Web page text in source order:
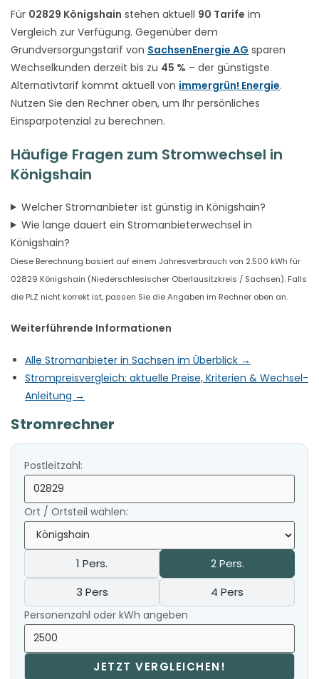
Für 02829 Königshain stehen aktuell 90 Tarife im
Vergleich zur Verfügung. Gegenüber dem
Grundversorgungstarif von SachsenEnergie AG sparen
Wechselkunden derzeit bis zu 45 % – der günstigste
Alternativtarif kommt aktuell von immergrün! Energie.
Nutzen Sie den Rechner oben, um Ihr persönliches
Einsparpotenzial zu berechnen.
Häufige Fragen zum Stromwechsel in
Königshain
Welcher Stromanbieter ist günstig in Königshain?
Wie lange dauert ein Stromanbieterwechsel in
Königshain?
Diese Berechnung basiert auf einem Jahresverbrauch von 2.500 kWh für
02829 Königshain (Niederschlesischer Oberlausitzkreis / Sachsen). Falls
die PLZ nicht korrekt ist, passen Sie die Angaben im Rechner oben an.
Weiterführende Informationen
Alle Stromanbieter in Sachsen im Überblick →
Strompreisvergleich: aktuelle Preise, Kriterien & Wechsel-
Anleitung →
Stromrechner
Postleitzahl:
Ort / Ortsteil wählen:
1 Pers.
2 Pers.
3 Pers
4 Pers
Personenzahl oder kWh angeben
JETZT VERGLEICHEN!